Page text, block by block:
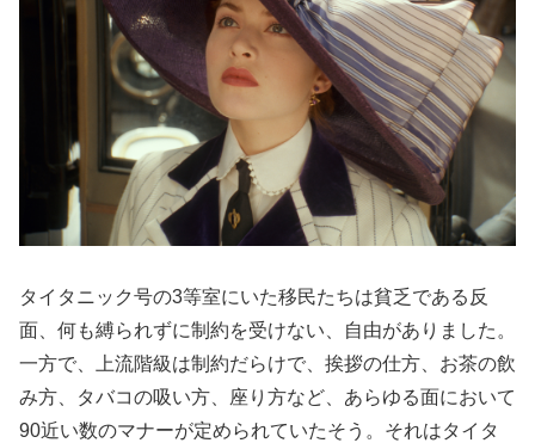
タイタニック号の3等室にいた移民たちは貧乏である反
面、何も縛られずに制約を受けない、自由がありました。
一方で、上流階級は制約だらけで、挨拶の仕方、お茶の飲
み方、タバコの吸い方、座り方など、あらゆる面において
90近い数のマナーが定められていたそう。それはタイタ